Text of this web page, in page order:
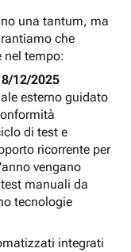
una tantum, ma
che
nel tempo:
12/2025
esterno guidato
di test e
ricorrente per
vengano
manuali da
tecnologie
integrati